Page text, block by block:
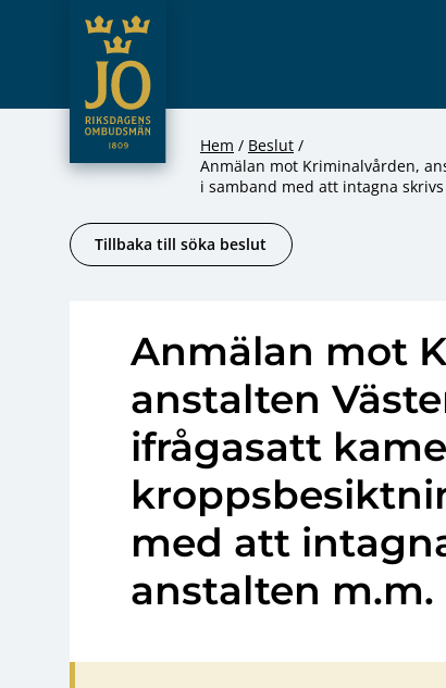
Hoppa till innehåll
JO – Riksdagens Ombudsmän
Hem
Beslut
Anmälan mot Kriminalvården,
i samband med att intagna
Tillbaka till söka beslut
Anmälan mot
anstalten
ifrågasatt
med att
anstalten m.m.